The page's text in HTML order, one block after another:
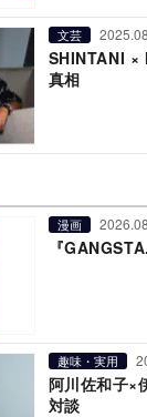
文芸
SHINTANI ×
真相
漫画
『
趣味・実用
阿川佐和子×
対談